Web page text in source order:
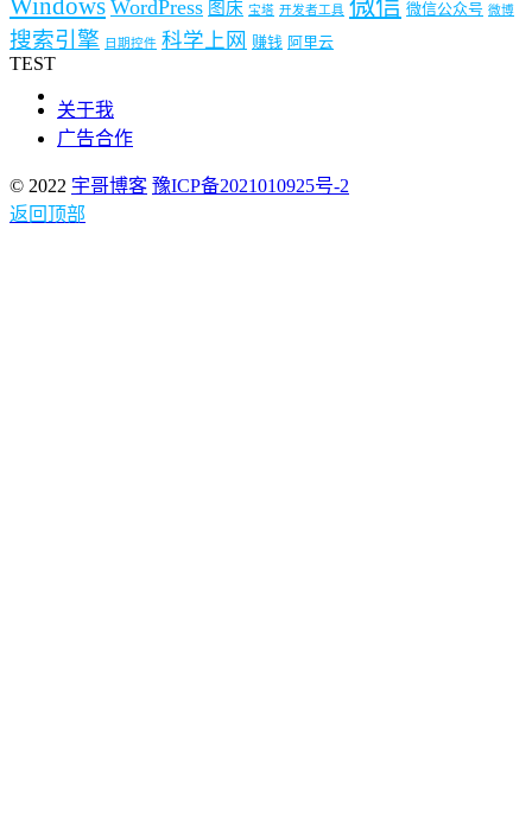
Windows WordPress 图床 宝塔 开发者工具 微信公众号 微博
搜索引擎 日期控件 科学上网 赚钱 阿里云
TEST
关于我
广告合作
© 2022 宇哥博客 豫ICP备2021010925号-2
返回顶部